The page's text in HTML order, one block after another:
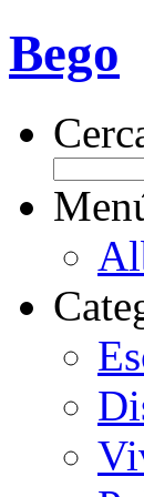
Bego